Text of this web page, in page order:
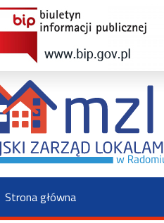
Strona główna